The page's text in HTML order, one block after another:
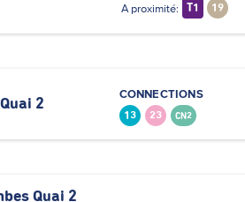
A proximité: T1 19
2
CONNECTIONS
13 23 CN2
Quai 2